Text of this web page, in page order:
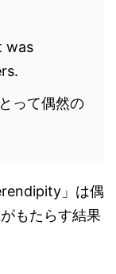
was
って偶然の
」は偶
もたらす結果